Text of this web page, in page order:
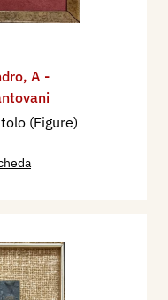
, A -
(Figure)